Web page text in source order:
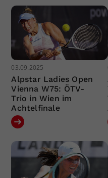
03.09.2025
Alpstar Ladies Open
Vienna W75: ÖTV-
Trio in Wien im
Achtelfinale